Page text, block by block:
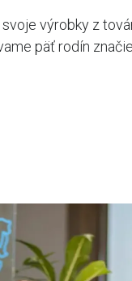
výrobky z
päť rodín